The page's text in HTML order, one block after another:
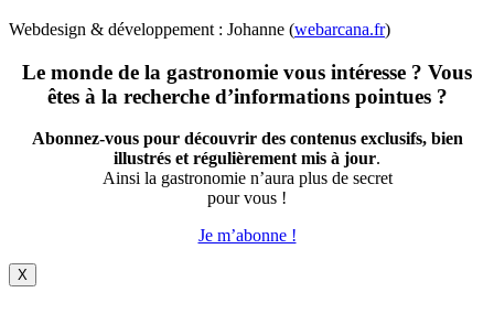
Webdesign & développement : Johanne (webarcana.fr)
Le monde de la gastronomie vous intéresse ? Vous
êtes à la recherche d’informations pointues ?
Abonnez-vous pour découvrir des contenus exclusifs, bien
illustrés et régulièrement mis à jour.
Ainsi la gastronomie n’aura plus de secret
pour vous !
Je m’abonne !
X